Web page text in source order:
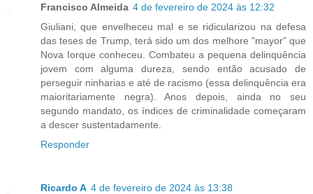
Francisco Almeida 4 de fevereiro de 2024 às 12:32
Giuliani, que envelheceu mal e se ridicularizou na defesa
das teses de Trump, terá sido um dos melhore "mayor" que
Nova Iorque conheceu. Combateu a pequena delinquência
jovem com alguma dureza, sendo então acusado de
perseguir ninharias e até de racismo (essa delinquência era
maioritariamente negra). Anos depois, ainda no seu
segundo mandato, os índices de criminalidade começaram
a descer sustentadamente.
Responder
Ricardo A 4 de fevereiro de 2024 às 13:38